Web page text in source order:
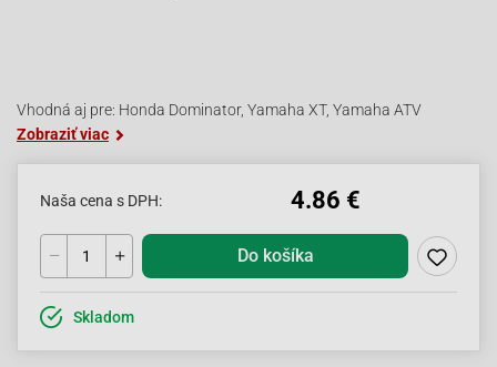
Vhodná aj pre: Honda Dominator, Yamaha XT, Yamaha ATV
Zobraziť viac
Naša cena s DPH: 4.86 €
Do košíka
Skladom